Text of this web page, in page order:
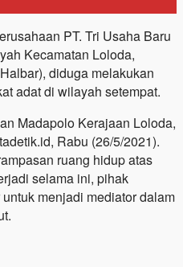
PT. Tri Usaha Baru
Kecamatan Loloda,
diduga melakukan
adat di wilayah setempat.
Madapolo Kerajaan Loloda,
Rabu (26/5/2021).
ruang hidup atas
selama ini, pihak
menjadi mediator dalam